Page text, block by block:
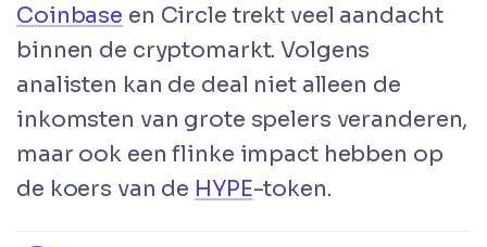
Coinbase en Circle trekt veel aandacht
binnen de cryptomarkt. Volgens
analisten kan de deal niet alleen de
inkomsten van grote spelers veranderen,
maar ook een flinke impact hebben op
de koers van de HYPE-token.